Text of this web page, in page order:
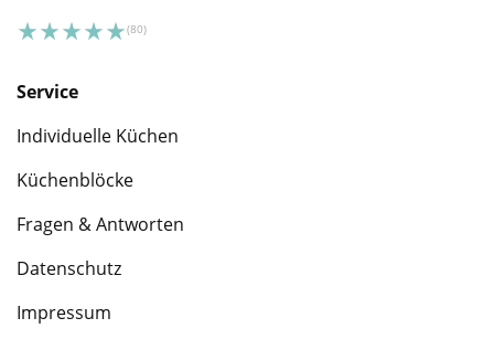
Service
Individuelle Küchen
Küchenblöcke
Fragen & Antworten
Datenschutz
Impressum